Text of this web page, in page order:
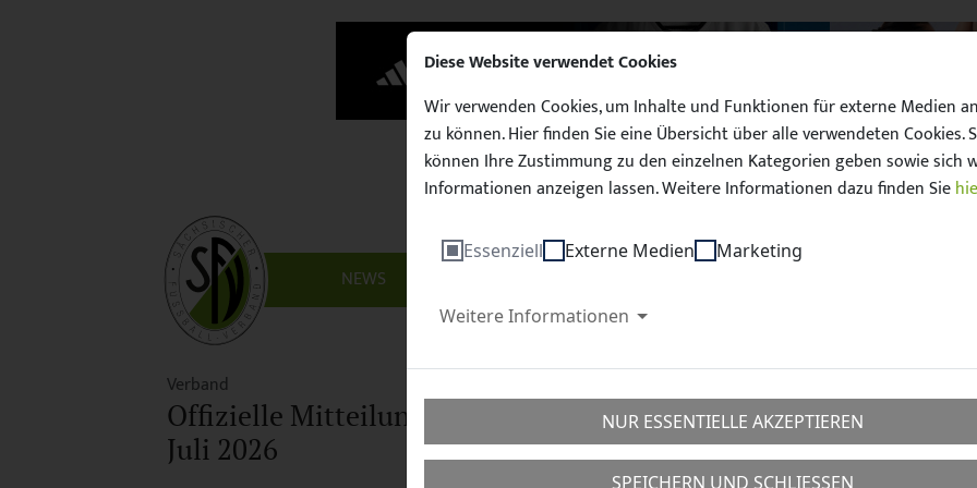
Unser
NEWS
Verband
Offizielle Mitteilungen für
Juli 2026
Diese Website verwendet Cookies
Wir verwenden Cookies, um Inhalte und Funktionen für externe Medien
zu können. Hier finden Sie eine Übersicht über alle verwendeten Cookies.
können Ihre Zustimmung zu den einzelnen Kategorien geben sowie sich
Informationen anzeigen lassen. Weitere Informationen dazu finden Sie
Essenziell Externe Medien Marketing
Weitere Informationen
NUR ESSENTIELLE AKZEPTIEREN
SPEICHERN UND SCHLIESSEN